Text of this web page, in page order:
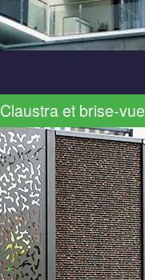
Claustra et brise-vue